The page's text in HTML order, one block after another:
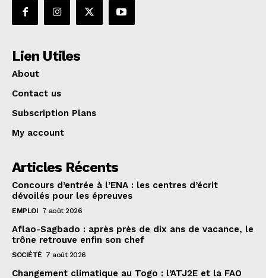
Lien Utiles
About
Contact us
Subscription Plans
My account
Articles Récents
Concours d’entrée à l’ENA : les centres d’écrit
dévoilés pour les épreuves
EMPLOI 7 août 2026
Aflao-Sagbado : après près de dix ans de vacance, le
trône retrouve enfin son chef
SOCIÉTÉ 7 août 2026
Changement climatique au Togo : l’ATJ2E et la FAO